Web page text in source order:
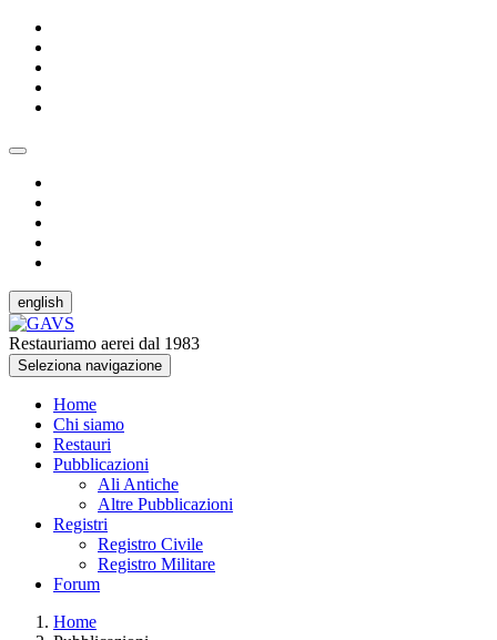
english
Restauriamo aerei dal 1983
Seleziona navigazione
Home
Chi siamo
Restauri
Pubblicazioni
Ali Antiche
Altre Pubblicazioni
Registri
Registro Civile
Registro Militare
Forum
Home